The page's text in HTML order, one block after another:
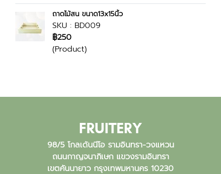
ถาดไม้สน ขนาด13x15นิ้ว
SKU : BD009
฿250
(Product)
FRUITERY
98/5 โกลเด้นนีโอ รามอินทรา-วงแหวน
ถนนกาญจนาภิเษก แขวงรามอินทรา
เขตคันนายาว กรุงเทพมหานคร 10230